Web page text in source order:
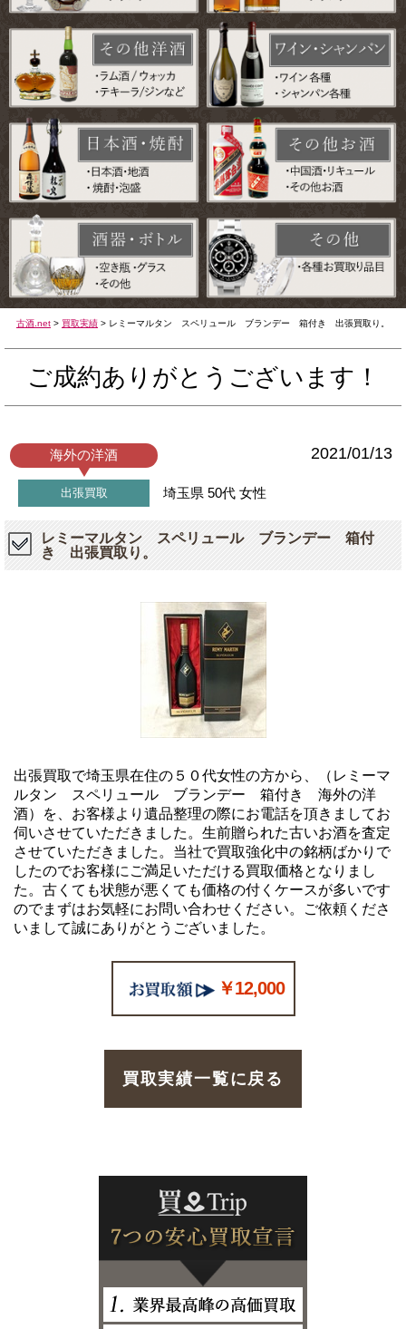
古酒.net > 買取実績 > レミーマルタン スペリュール ブランデー 箱付き 出張買取り。
ご成約ありがとうございます！
海外の洋酒 2021/01/13
出張買取 埼玉県 50代 女性
レミーマルタン スペリュール ブランデー 箱付
き 出張買取り。
出張買取で埼玉県在住の５０代女性の方から、（レミーマ
ルタン スペリュール ブランデー 箱付き 海外の洋
酒）を、お客様より遺品整理の際にお電話を頂きましてお
伺いさせていただきました。生前贈られた古いお酒を査定
させていただきました。当社で買取強化中の銘柄ばかりで
したのでお客様にご満足いただける買取価格となりまし
た。古くても状態が悪くても価格の付くケースが多いです
のでまずはお気軽にお問い合わせください。ご依頼くださ
いまして誠にありがとうございました。
￥12,000
買取実績一覧に戻る